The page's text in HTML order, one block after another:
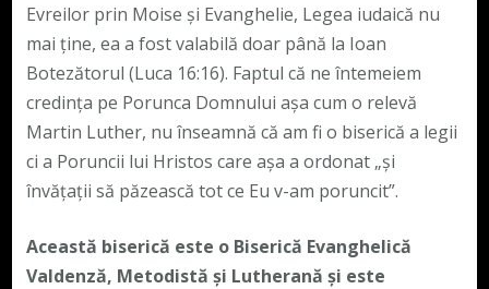
Evreilor prin Moise și Evanghelie, Legea iudaică nu
mai ține, ea a fost valabilă doar până la Ioan
Botezătorul (Luca 16:16). Faptul că ne întemeiem
credința pe Porunca Domnului așa cum o relevă
Martin Luther, nu înseamnă că am fi o biserică a legii
ci a Poruncii lui Hristos care așa a ordonat „și
învățații să păzească tot ce Eu v-am poruncit”.
Această biserică este o Biserică Evanghelică
Valdenză, Metodistă și Lutherană și este